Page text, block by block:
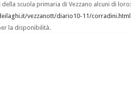
scuola primaria di Vezzano alcuni di loro:
vezzanott/diario10-11/corradini.html
la disponibilità.